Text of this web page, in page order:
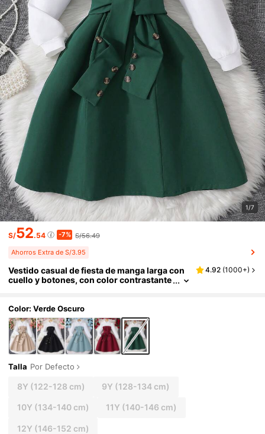
1/7
S/52.54 -7% S/56.49
Ahorros Extra de S/3.95
Vestido casual de fiesta de manga larga con
cuello y botones, con color contrastante
4.92 (1000+)
Color: Verde Oscuro
Talla Por Defecto
8Y (122-128 cm) 9Y (128-134 cm)
10Y (134-140 cm) 11Y (140-146 cm)
12Y (146-152 cm)